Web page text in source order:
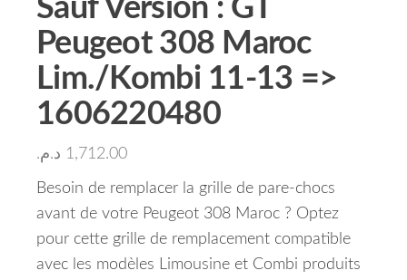
Sauf Version : GT
Peugeot 308 Maroc
Lim./Kombi 11-13 =>
1606220480
1,712.00 د.م.
Besoin de remplacer la grille de pare-chocs
avant de votre Peugeot 308 Maroc ? Optez
pour cette grille de remplacement compatible
avec les modèles Limousine et Combi produits